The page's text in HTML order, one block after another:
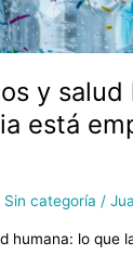
y salud
está
Sin categoría /
humana: lo que